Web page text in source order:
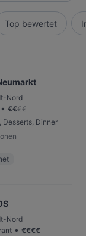
Top bewertet
Nord
• €€€€
Desserts, Dinner
Nord
• €€€€